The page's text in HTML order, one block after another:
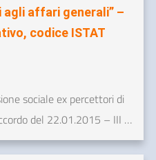
affari generali” –
codice ISTAT
sociale ex percettori di
del 22.01.2015 – III …